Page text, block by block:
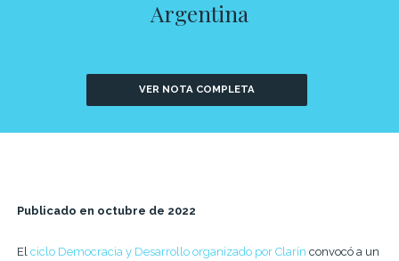
Argentina
VER NOTA COMPLETA
Publicado en octubre de 2022
El ciclo Democracia y Desarrollo organizado por Clarín convocó a un